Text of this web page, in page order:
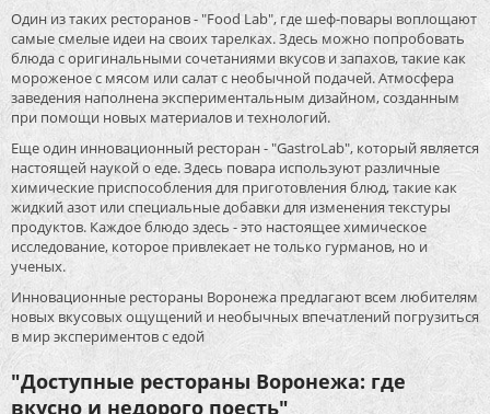
Один из таких ресторанов - "Food Lab", где шеф-повары воплощают
самые смелые идеи на своих тарелках. Здесь можно попробовать
блюда с оригинальными сочетаниями вкусов и запахов, такие как
мороженое с мясом или салат с необычной подачей. Атмосфера
заведения наполнена экспериментальным дизайном, созданным
при помощи новых материалов и технологий.
Еще один инновационный ресторан - "GastroLab", который является
настоящей наукой о еде. Здесь повара используют различные
химические приспособления для приготовления блюд, такие как
жидкий азот или специальные добавки для изменения текстуры
продуктов. Каждое блюдо здесь - это настоящее химическое
исследование, которое привлекает не только гурманов, но и
ученых.
Инновационные рестораны Воронежа предлагают всем любителям
новых вкусовых ощущений и необычных впечатлений погрузиться
в мир экспериментов с едой
"Доступные рестораны Воронежа: где
вкусно и недорого поесть"